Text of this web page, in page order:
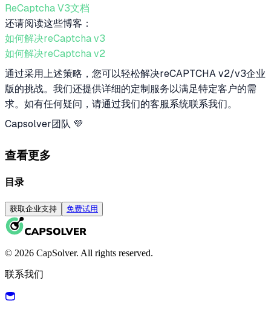
ReCaptcha V3文档
还请阅读这些博客：
如何解决reCaptcha v3
如何解决reCaptcha v2
通过采用上述策略，您可以轻松解决reCAPTCHA v2/v3企业
版的挑战。我们还提供详细的定制服务以满足特定客户的需
求。如有任何疑问，请通过我们的客服系统联系我们。
Capsolver团队 💜
查看更多
目录
获取企业支持 免费试用
© 2026 CapSolver. All rights reserved.
联系我们